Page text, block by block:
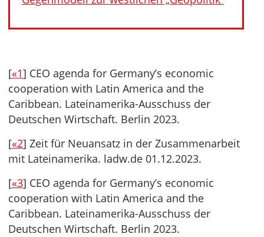
[«1] CEO agenda for Germany’s economic
cooperation with Latin America and the
Caribbean. Lateinamerika-Ausschuss der
Deutschen Wirtschaft. Berlin 2023.
[«2] Zeit für Neuansatz in der Zusammenarbeit
mit Lateinamerika. ladw.de 01.12.2023.
[«3] CEO agenda for Germany’s economic
cooperation with Latin America and the
Caribbean. Lateinamerika-Ausschuss der
Deutschen Wirtschaft. Berlin 2023.